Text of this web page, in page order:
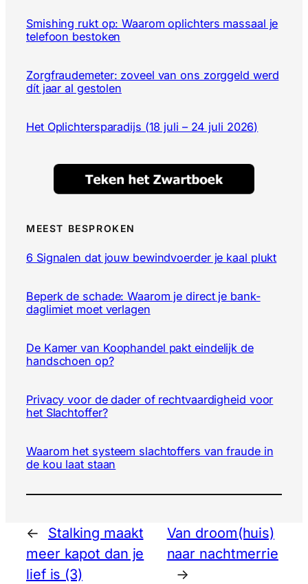
Smishing rukt op: Waarom oplichters massaal je
telefoon bestoken
Zorgfraudemeter: zoveel van ons zorggeld werd
dít jaar al gestolen
Het Oplichtersparadijs (18 juli – 24 juli 2026)
MEEST BESPROKEN
6 Signalen dat jouw bewindvoerder je kaal plukt
Beperk de schade: Waarom je direct je bank-
daglimiet moet verlagen
De Kamer van Koophandel pakt eindelijk de
handschoen op?
Privacy voor de dader of rechtvaardigheid voor
het Slachtoffer?
Waarom het systeem slachtoffers van fraude in
de kou laat staan
←
Stalking maakt
meer kapot dan je
lief is (3)
Van droom(huis)
naar nachtmerrie
→